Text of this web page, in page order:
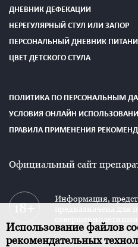
ДНЕВНИК ДЕФЕКАЦИИ
НЕРЕГУЛЯРНЫЙ СТУЛ ИЛИ ЗАПОР
ПЕРСОНАЛЬНЫЙ ДНЕВНИК
ЦВЕТ ДЕТСКОГО СТУЛА
ПОЛИТИКА ПО ПЕРСОНАЛЬНЫМ
УСЛОВИЯ ОНЛАЙН
ПРАВИЛА ПРИМЕНЕНИЯ
Официальный сайт
Информация,
Использование файлов
рекомендательных